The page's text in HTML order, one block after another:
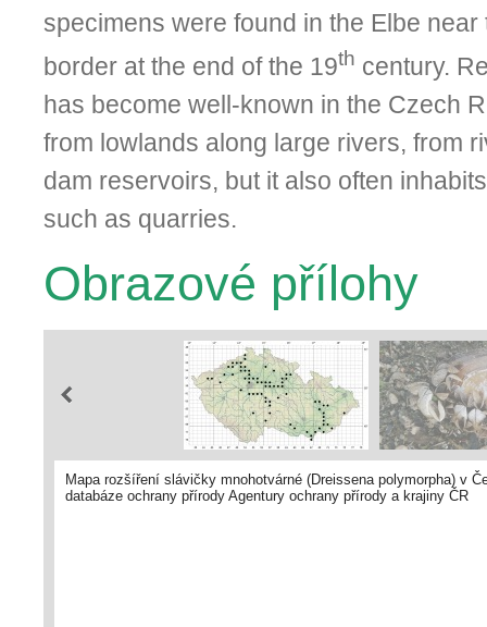
specimens were found in the Elbe
border at the end of the 19th century.
has become well-known in the Czech
from lowlands along large rivers, from
dam reservoirs, but it also often
such as quarries.
Obrazové přílohy
Mapa rozšíření slávičky mnohotvárné (Dreissena polymorpha) v
databáze ochrany přírody Agentury ochrany přírody a krajiny ČR